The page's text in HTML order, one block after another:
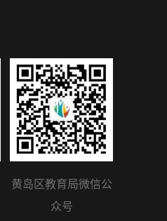
黄岛区教育局微信公
众号